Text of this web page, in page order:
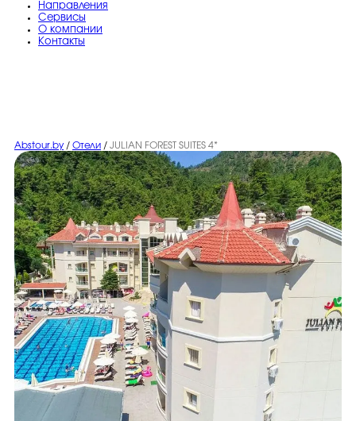
Направления
Сервисы
O компании
Контакты
Abstour.by / Отели / JULIAN FOREST SUITES 4*